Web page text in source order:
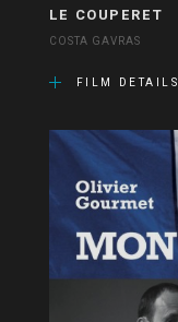
LE COUPERET
COSTA GAVRAS
FILM DETAILS